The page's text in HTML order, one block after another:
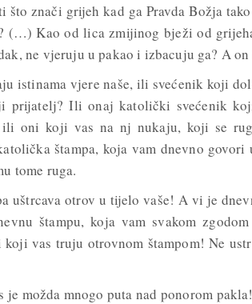
znači grijeh kad ga Pravda Božja
(…) Kao od lica zmijinog bježi od
ne vjeruju u pakao i izbacuju ga? A
istinama vjere naše, ili svećenik koji
prijatelj? Ili onaj katolički svećenik
oni koji vas na nj nukaju, koji se
štampa, koja vam dnevno govori
tome ruga.
uštrcava otrov u tijelo vaše! A vi je
štampu, koja vam svakom
vas truju otrovnom štampom! Ne
možda mnogo puta nad ponorom